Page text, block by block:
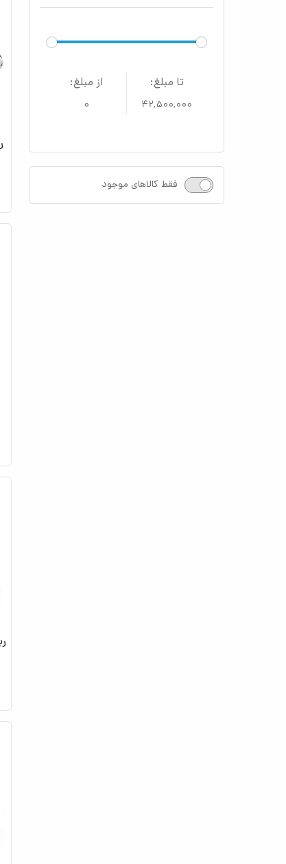
از مبلغ:
۰
تا مبلغ:
۴۲,۵۰۰,۰۰۰
فقط کالاهای موجود